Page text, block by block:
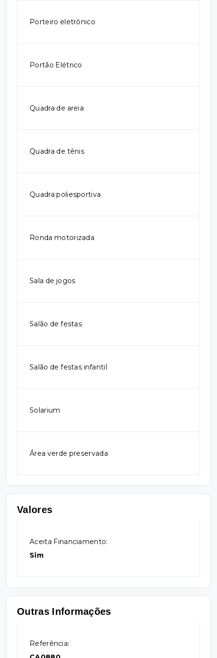
Porteiro eletrônico
Portão Elétrico
Quadra de areia
Quadra de tênis
Quadra poliesportiva
Ronda motorizada
Sala de jogos
Salão de festas
Salão de festas infantil
Solarium
Área verde preservada
Valores
Aceita Financiamento:
Sim
Outras Informações
Referência: